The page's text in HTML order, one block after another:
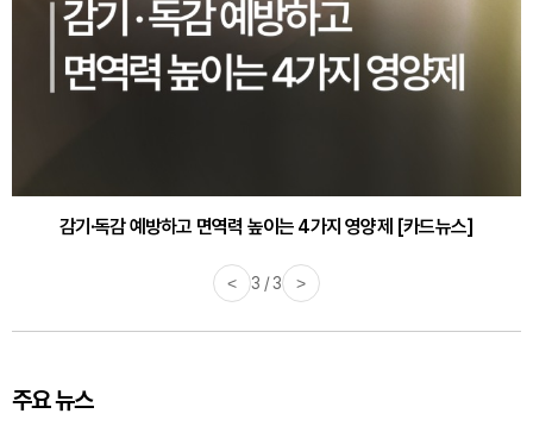
감기·독감 예방하고 면역력 높이는 4가지 영양제 [카드뉴스]
< 3 / 3 >
주요 뉴스